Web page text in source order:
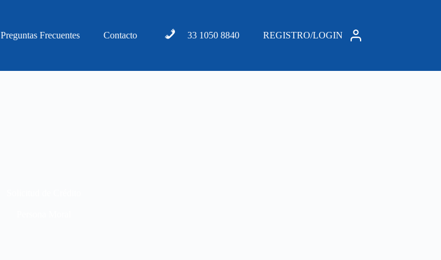
Preguntas Frecuentes Contacto 33 1050 8840 REGISTRO/LOGIN